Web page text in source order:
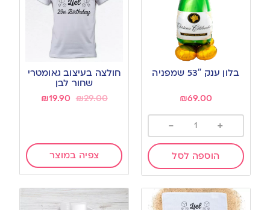
בלון ענק 53″ שמפניה
₪69.00
+
-
הוספה לסל
חולצה בעיצוב גאומטרי
שחור לבן
₪29.00
₪19.90
צפיה במוצר